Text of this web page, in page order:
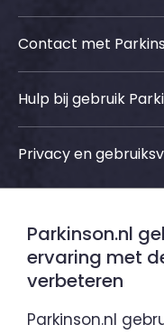
Contact met
Hulp bij gebruik
Privacy en
Sociale
Parkinson.nl
ervaring met
verbeteren
Parkinson.nl